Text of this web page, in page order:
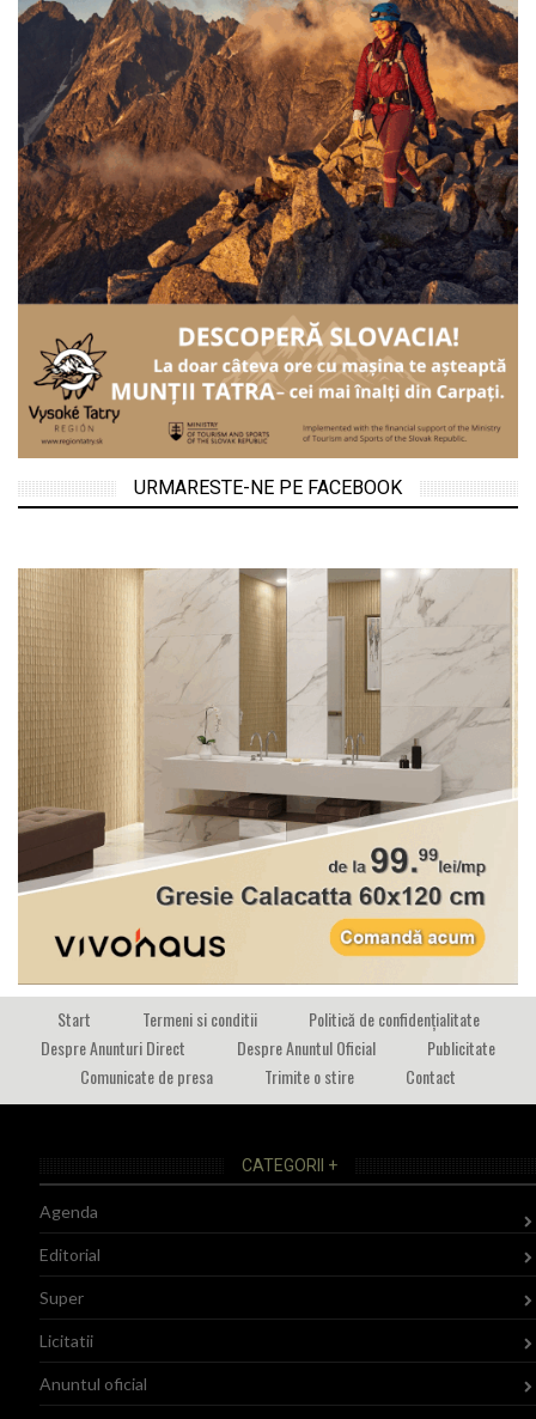
URMARESTE-NE PE FACEBOOK
Start Termeni si conditii
Politică de confidențialitate
Despre Anunturi Direct
Despre Anuntul Oficial
Publicitate
Comunicate de presa
Trimite o stire Contact
CATEGORII +
Agenda
Editorial
Super
Licitatii
Anuntul oficial